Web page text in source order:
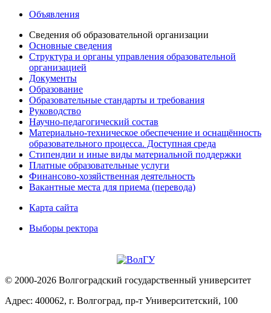
Объявления
Сведения об образовательной организации
Основные сведения
Структура и органы управления образовательной
организацией
Документы
Образование
Образовательные стандарты и требования
Руководство
Научно-педагогический состав
Материально-техническое обеспечение и оснащённость
образовательного процесса. Доступная среда
Стипендии и иные виды материальной поддержки
Платные образовательные услуги
Финансово-хозяйственная деятельность
Вакантные места для приема (перевода)
Карта сайта
Выборы ректора
© 2000-2026 Волгоградский государственный университет
Адрес: 400062, г. Волгоград, пр-т Университетский, 100